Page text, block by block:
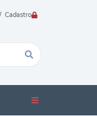
Cadastro